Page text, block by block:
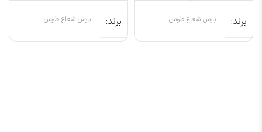
برند پارس شعاع طوس برند پارس شعاع طوس